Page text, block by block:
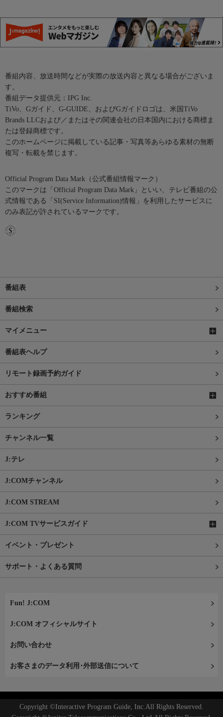
番組内容、放送時間などが実際の放送内容と異なる場合がございま
す。
番組データ提供元：IPG Inc.
TiVo、Gガイド、G-GUIDE、およびGガイドロゴは、米国TiVo
Brands LLCおよび／またはその関連会社の日本国内における商標ま
たは登録商標です。
このホームページに掲載している記事・写真等あらゆる素材の無断
複写・転載を禁じます。
Official Program Data Mark（公式番組情報マーク）
このマークは「Official Program Data Mark」といい、テレビ番組の公
式情報である「SI(Service Information)情報」を利用したサービスに
のみ表記が許されているマークです。
番組表
番組検索
マイメニュー
番組表ヘルプ
リモート録画予約ガイド
おすすめ番組
ランキング
チャンネル一覧
J:テレ
J:COMチャンネル
J:COM STREAM
J:COM TVサービスガイド
イベント・プレゼント
サポート・よくある質問
Fun! J:COM
J:COM オフィシャルサイト
お問い合わせ
お客さまのデータ利用･外部送信について
Copyright ©Interactive Program Guide, Inc.All Rights Reserved.